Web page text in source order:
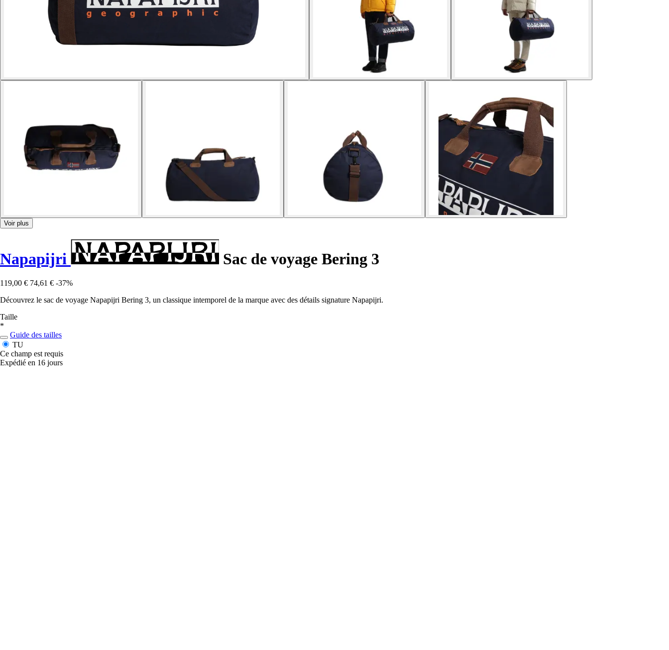
Voir plus
Napapijri Sac de voyage Bering 3
119,00 € 74,61 € -37%
Découvrez le sac de voyage Napapijri Bering 3, un classique intemporel de la marque avec des détails signature Napapijri.
Taille
*
Guide des tailles
TU
Ce champ est requis
Expédié en 16 jours